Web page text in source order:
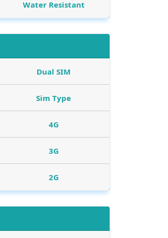
Water Resistant
Dual SIM
Sim Type
4G
3G
2G